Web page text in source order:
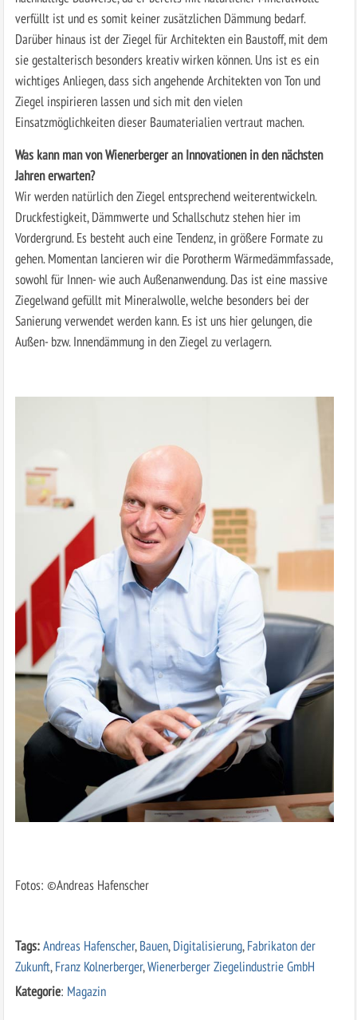
verfüllt ist und es somit keiner zusätzlichen Dämmung bedarf.
Darüber hinaus ist der Ziegel für Architekten ein Baustoff, mit dem
sie gestalterisch besonders kreativ wirken können. Uns ist es ein
wichtiges Anliegen, dass sich angehende Architekten von Ton und
Ziegel inspirieren lassen und sich mit den vielen
Einsatzmöglichkeiten dieser Baumaterialien vertraut machen.
Was kann man von Wienerberger an Innovationen in den nächsten
Jahren erwarten?
Wir werden natürlich den Ziegel entsprechend weiterentwickeln.
Druckfestigkeit, Dämmwerte und Schallschutz stehen hier im
Vordergrund. Es besteht auch eine Tendenz, in größere Formate zu
gehen. Momentan lancieren wir die Porotherm Wärmedämmfassade,
sowohl für Innen- wie auch Außenanwendung. Das ist eine massive
Ziegelwand gefüllt mit Mineralwolle, welche besonders bei der
Sanierung verwendet werden kann. Es ist uns hier gelungen, die
Außen- bzw. Innendämmung in den Ziegel zu verlagern.
Fotos: ©Andreas Hafenscher
Tags:Andreas Hafenscher,Bauen,Digitalisierung,Fabrikaton der
Zukunft,Franz Kolnerberger,Wienerberger Ziegelindustrie GmbH
Kategorie: Magazin